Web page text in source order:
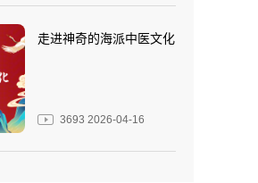
走进神奇的海派中医文化
3693 2026-04-16